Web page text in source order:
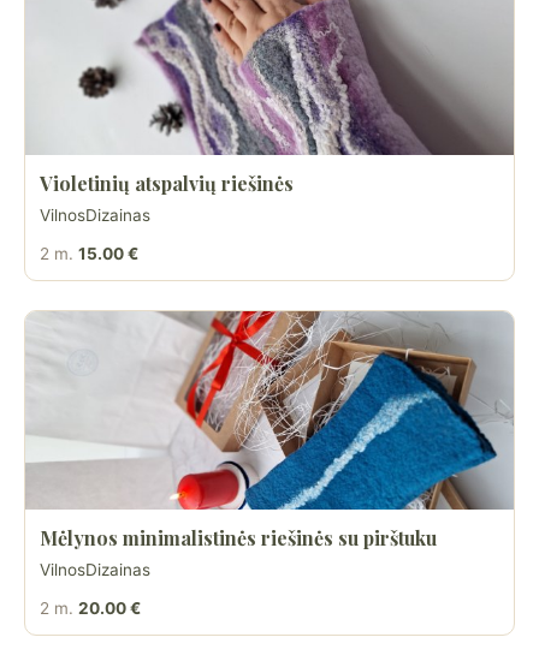
Violetinių atspalvių riešinės
VilnosDizainas
2 m. 15.00 €
Mėlynos minimalistinės riešinės su pirštuku
VilnosDizainas
2 m. 20.00 €